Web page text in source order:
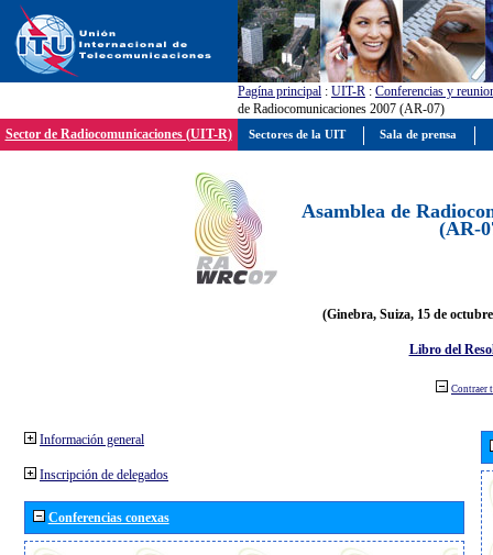
Pagína principal : UIT-R : Conferencias y
de Radiocomunicaciones 2007 (AR-07)
Sector de Radiocomunicaciones (UIT-R)
Asamblea de
(AR-
(Ginebra, Suiza, 15 de
Libro del
Contraer
Información general
Inscripción de delegados
Conferencias conexas
Sectores de la UIT Sala de prensa